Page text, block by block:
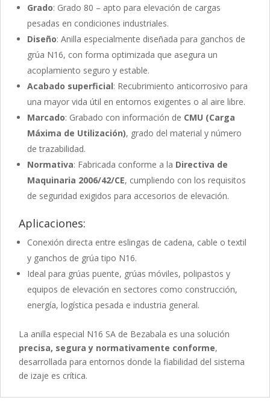
Grado: Grado 80 – apto para elevación de cargas
pesadas en condiciones industriales.
Diseño: Anilla especialmente diseñada para ganchos de
grúa N16, con forma optimizada que asegura un
acoplamiento seguro y estable.
Acabado superficial: Recubrimiento anticorrosivo para
una mayor vida útil en entornos exigentes o al aire libre.
Marcado: Grabado con información de CMU (Carga
Máxima de Utilización), grado del material y número
de trazabilidad.
Normativa: Fabricada conforme a la Directiva de
Maquinaria 2006/42/CE, cumpliendo con los requisitos
de seguridad exigidos para accesorios de elevación.
Aplicaciones:
Conexión directa entre eslingas de cadena, cable o textil
y ganchos de grúa tipo N16.
Ideal para grúas puente, grúas móviles, polipastos y
equipos de elevación en sectores como construcción,
energía, logística pesada e industria general.
La anilla especial N16 SA de Bezabala es una solución
precisa, segura y normativamente conforme,
desarrollada para entornos donde la fiabilidad del sistema
de izaje es crítica.